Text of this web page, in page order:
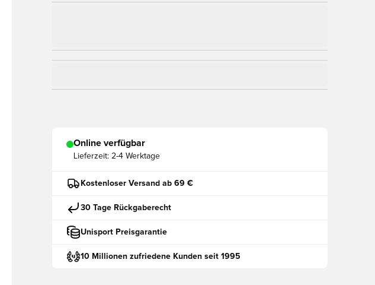
Online verfügbar
Lieferzeit: 2-4 Werktage
Kostenloser Versand ab 69 €
30 Tage Rückgaberecht
Unisport Preisgarantie
10 Millionen zufriedene Kunden seit 1995